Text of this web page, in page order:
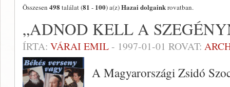
Összesen 498 találat (81 - 100) a(z)Hazai dolgainkrovatban.
„ADNOD KELL A
ÍRTA: VÁRAI EMIL- 1997-01-01 ROVAT:
A Magyarországi Zsidó